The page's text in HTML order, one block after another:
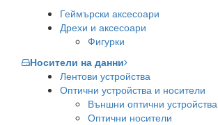
Геймърски аксесоари
Дрехи и аксесоари
Фигурки
Носители на данни
Лентови устройства
Оптични устройства и носители
Външни оптични устройства
Оптични носители